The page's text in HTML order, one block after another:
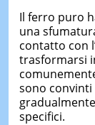
Il ferro puro
una
contatto con
trasformarsi
sono convinti
specifici.